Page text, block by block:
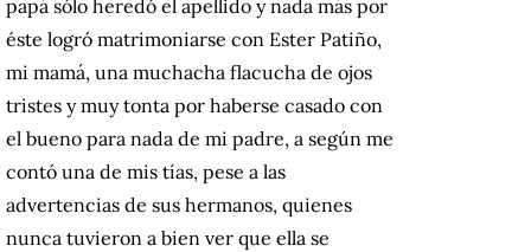
papá sólo heredó el apellido y nada más por
éste logró matrimoniarse con Ester Patiño,
mi mamá, una muchacha flacucha de ojos
tristes y muy tonta por haberse casado con
el bueno para nada de mi padre, a según me
contó una de mis tías, pese a las
advertencias de sus hermanos, quienes
nunca tuvieron a bien ver que ella se